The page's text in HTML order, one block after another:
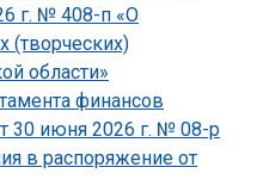
г. № 408-п «О
(творческих)
области»
финансов
30 июня 2026 г. № 08-р
в распоряжение от